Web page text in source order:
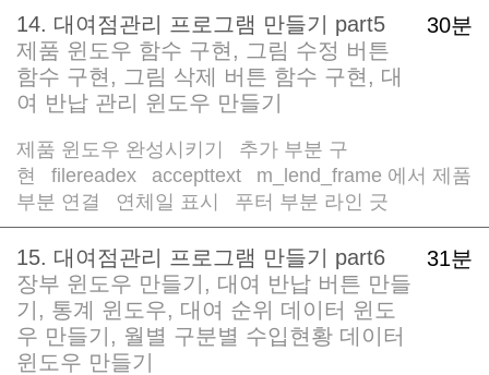
30분
14. 대여점관리 프로그램 만들기 part5
제품 윈도우 함수 구현, 그림 수정 버튼
함수 구현, 그림 삭제 버튼 함수 구현, 대
여 반납 관리 윈도우 만들기
제품 윈도우 완성시키기
추가 부분 구
현
filereadex accepttext
m_lend_frame 에서 제품
부분 연결
연체일 표시 푸터 부분 라인 긋
31분
15. 대여점관리 프로그램 만들기 part6
장부 윈도우 만들기, 대여 반납 버튼 만들
기, 통계 윈도우, 대여 순위 데이터 윈도
우 만들기, 월별 구분별 수입현황 데이터
윈도우 만들기